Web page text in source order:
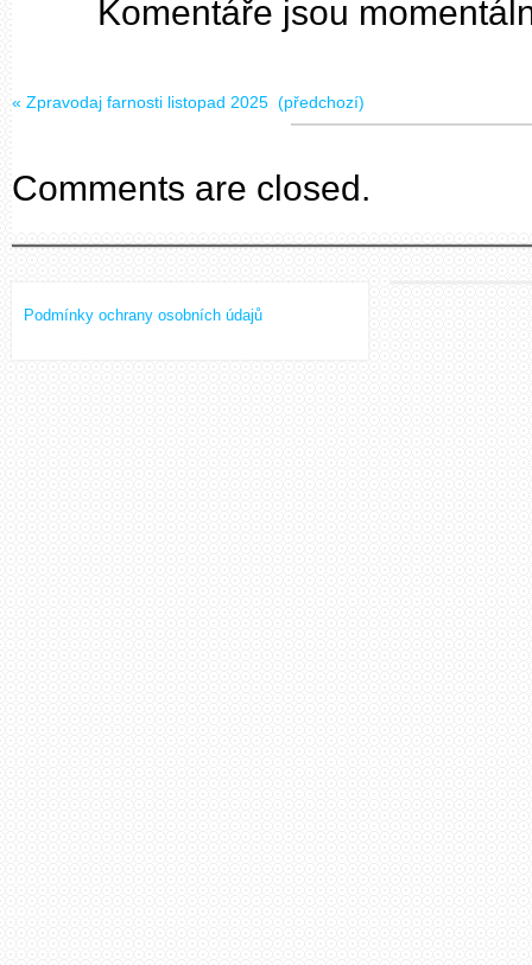
Komentáře jsou
« Zpravodaj farnosti listopad 2025 (předchozí)
Comments are closed.
Podmínky ochrany osobních údajů